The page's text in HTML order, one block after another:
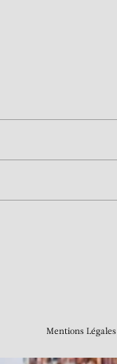
Mentions Légales